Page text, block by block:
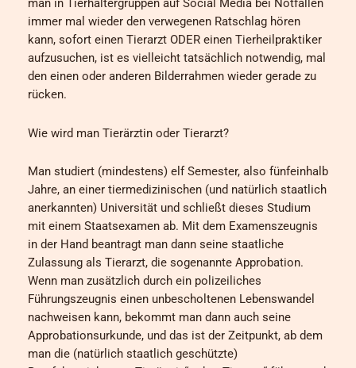
man in Tierhaltergruppen auf Social Media bei Notfällen
immer mal wieder den verwegenen Ratschlag hören
kann, sofort einen Tierarzt ODER einen Tierheilpraktiker
aufzusuchen, ist es vielleicht tatsächlich notwendig, mal
den einen oder anderen Bilderrahmen wieder gerade zu
rücken.
Wie wird man Tierärztin oder Tierarzt?
Man studiert (mindestens) elf Semester, also fünfeinhalb
Jahre, an einer tiermedizinischen (und natürlich staatlich
anerkannten) Universität und schließt dieses Studium
mit einem Staatsexamen ab. Mit dem Examenszeugnis
in der Hand beantragt man dann seine staatliche
Zulassung als Tierarzt, die sogenannte Approbation.
Wenn man zusätzlich durch ein polizeiliches
Führungszeugnis einen unbescholtenen Lebenswandel
nachweisen kann, bekommt man dann auch seine
Approbationsurkunde, und das ist der Zeitpunkt, ab dem
man die (natürlich staatlich geschützte)